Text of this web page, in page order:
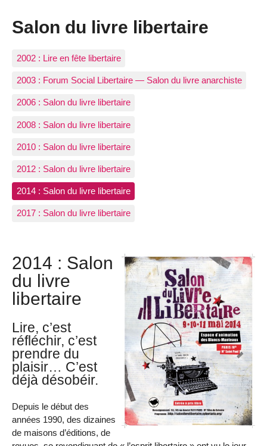
Salon du livre libertaire
2002 : Lire en fête libertaire
2003 : Forum Social Libertaire — Salon du livre anarchiste
2006 : Salon du livre libertaire
2008 : Salon du livre libertaire
2010 : Salon du livre libertaire
2012 : Salon du livre libertaire
2014 : Salon du livre libertaire
2017 : Salon du livre libertaire
2014 : Salon
du livre
libertaire
Lire, c’est
réfléchir, c’est
prendre du
plaisir… C’est
déjà désobéir.
Depuis le début des
années 1990, des dizaines
de maisons d’éditions, de